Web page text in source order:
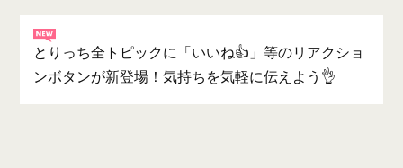
とりっち全トピックに「いいね👍」等のリアクショ
ンボタンが新登場！気持ちを気軽に伝えよう👌